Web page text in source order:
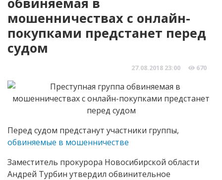
мошенничествах с онлайн-
покупками предстанет перед
судом
27.08.2018 23:00 670
Перед судом предстанут участники группы,
обвиняемые в мошенничестве
Заместитель прокурора Новосибирской области
Андрей Турбин утвердил обвинительное